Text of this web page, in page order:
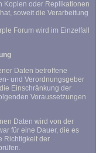
Kopien oder Replikationen
soweit die Verarbeitung
Forum wird im Einzelfall
Daten betroffene
und Verordnungsgeber
Einschränkung der
Voraussetzungen
Daten wird von der
für eine Dauer, die es
Richtigkeit der